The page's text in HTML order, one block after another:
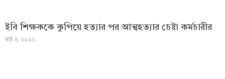
ইবি শিক্ষককে কুপিয়ে হত্যার পর আত্মহত্যার চেষ্টা কর্মচারীর
মার্চ ৪, ২০২৬